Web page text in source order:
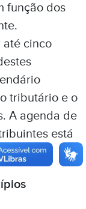
função dos
até cinco
tributário e o
A agenda de
está